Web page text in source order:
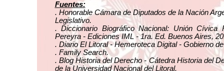
Fuentes:
. Honorable Cámara de Diputados de la Nación
Legislativo.
. Diccionario Biográfico Nacional: Unión Cívica
Pereyra - Ediciones IML - 1ra. Ed. Buenos Aires,
. Diario El Litoral - Hemeroteca Digital - Gobierno
. Family Search.
. Blog Historia del Derecho - Cátedra Historia del
de la Universidad Nacional del Litoral.